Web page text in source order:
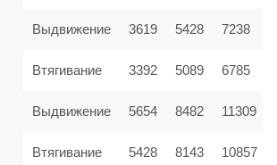
Выдвижение 3619 5428 7238
Втягивание 3392 5089 6785
Выдвижение 5654 8482 11309
Втягивание 5428 8143 10857